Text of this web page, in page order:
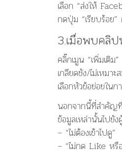
เลือก “ส่งให้
กดปุ่ม “เรียบร้อย
3.เมื่อพบคลิป
คลิ๊กเมูน “เพิ่มเติม
เกลียดชัง/ไม่เหมาะ
เลือกหัวข้อย่อยใน
นอกจากนี้ที่สำคัญที่
ข้อมูลเหล่านั้นไปยั
– “ไม่ต้องเข้าไปดู”
– “ไม่กด Like หรื